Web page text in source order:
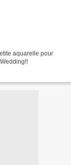
aquarelle pour